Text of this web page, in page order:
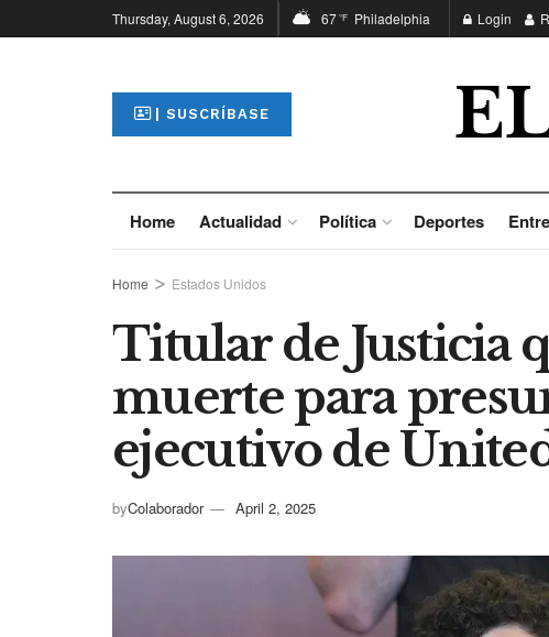
Thursday, August 6, 2026 67°F Philadelphia Login
| SUSCRÍBASE
Home Actualidad Política Deportes
Home Estados Unidos
Titular de Justicia
muerte para
ejecutivo de
byColaborador April 2, 2025